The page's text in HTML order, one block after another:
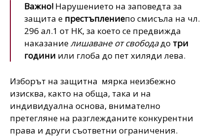
Важно! Нарушението на заповедта за
защита е престъплениепо смисъла на чл.
296 ал.1 от НК, за което се предвижда
наказаниелишаване от свободадо три
години или глоба до пет хиляди лева.
Изборът на защитна ‎‎ ‎‎мярка неизбежно
изисква, както на обща, така и на
индивидуална основа, внимателно
претегляне на разглежданите конкурентни
права и други съответни ограничения.